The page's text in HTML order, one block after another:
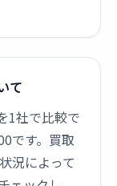
て
1社で比較で
です。買取
況によって